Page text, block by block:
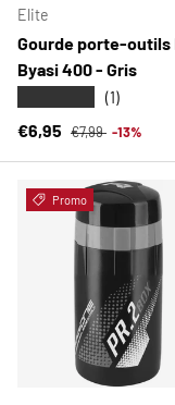
Elite
Gourde porte-outils
Byasi 400 - Gris
(1)
Prix soldé
€6,95 Prix habituel
€7,99 -13%
Promo